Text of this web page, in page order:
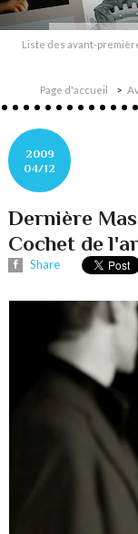
Liste des avant-
Page d'accueil
2009
04/12
Dernière
Cochet de
Share